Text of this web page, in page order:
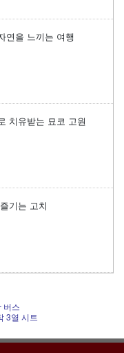
연을 느끼는 여행
치유받는 묘코 고원
기는 고치
버스
3열 시트